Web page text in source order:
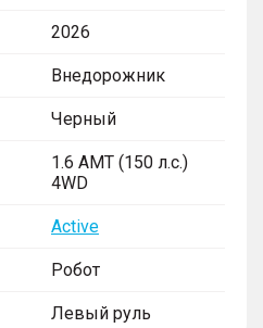
2026
Внедорожник
Черный
1.6 AMT (150 л.с.)
4WD
Active
Робот
Левый руль